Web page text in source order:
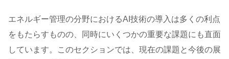
エネルギー管理の分野におけるAI技術の導入は多くの利点
をもたらすものの、同時にいくつかの重要な課題にも直面
しています。このセクションでは、現在の課題と今後の展